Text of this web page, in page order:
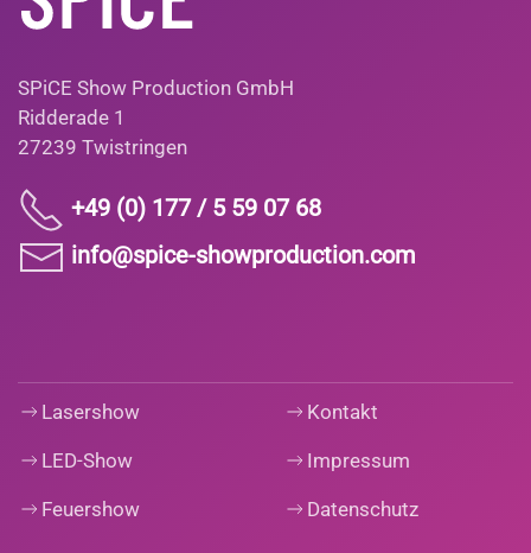
SPiCE Show Production GmbH
Ridderade 1
27239 Twistringen
+49 (0) 177 / 5 59 07 68
info@spice-showproduction.com
Lasershow
LED-Show
Feuershow
Kontakt
Impressum
Datenschutz